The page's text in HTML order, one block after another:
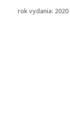
rok vydania: 2020